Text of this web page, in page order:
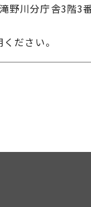
野川分庁舎3階3
ださい。